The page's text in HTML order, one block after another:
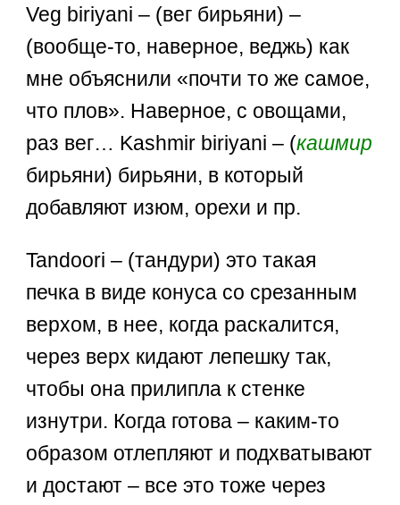
Veg biriyani – (вег бирьяни) –
(вообще-то, наверное, веджь) как
мне объяснили «почти то же самое,
что плов». Наверное, с овощами,
раз вег… Kashmir biriyani – (кашмир
бирьяни) бирьяни, в который
добавляют изюм, орехи и пр.
Tandoori – (тандури) это такая
печка в виде конуса со срезанным
верхом, в нее, когда раскалится,
через верх кидают лепешку так,
чтобы она прилипла к стенке
изнутри. Когда готова – каким-то
образом отлепляют и подхватывают
и достают – все это тоже через